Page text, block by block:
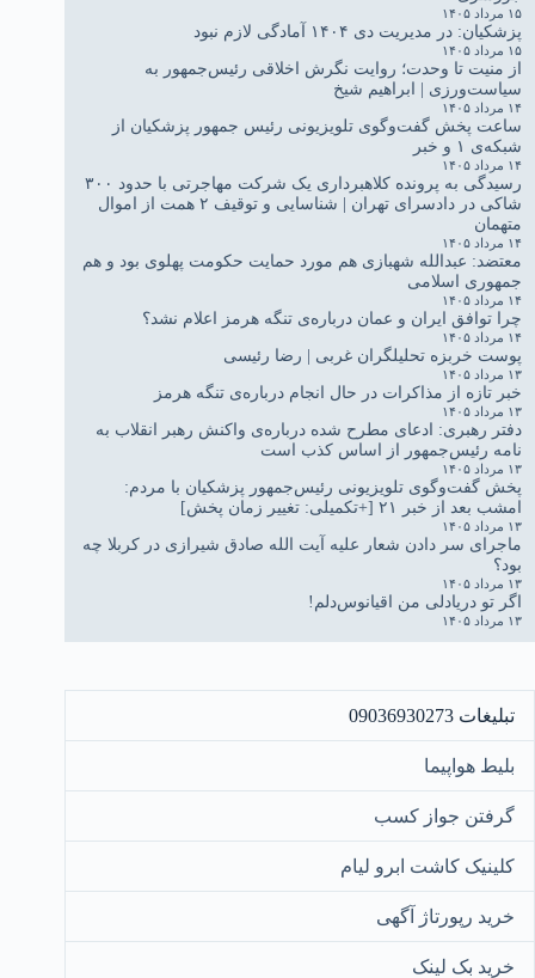
۱۵ مرداد ۱۴۰۵
پزشکیان: در مدیریت دی ۱۴۰۴ آمادگی لازم نبود
۱۵ مرداد ۱۴۰۵
از منیت تا وحدت؛ روایت نگرش اخلاقی رئیس‌جمهور به
سیاست‌ورزی | ابراهیم شیخ
۱۴ مرداد ۱۴۰۵
ساعت پخش گفت‌وگوی تلویزیونی رئیس جمهور پزشکیان از
شبکه‌ی ۱ و خبر
۱۴ مرداد ۱۴۰۵
رسیدگی به پرونده کلاهبرداری یک شرکت مهاجرتی با حدود ۳۰۰
شاکی در دادسرای تهران | شناسایی و توقیف ۲ همت از اموال
متهمان
۱۴ مرداد ۱۴۰۵
معتضد: عبدالله شهبازی هم مورد حمایت حکومت پهلوی بود و هم
جمهوری اسلامی
۱۴ مرداد ۱۴۰۵
چرا توافق ایران و عمان درباره‌ی تنگه هرمز اعلام نشد؟
۱۴ مرداد ۱۴۰۵
پوست خربزه تحلیلگران غربی | رضا رئیسی
۱۳ مرداد ۱۴۰۵
خبر تازه از مذاکرات در حال انجام درباره‌ی تنگه هرمز
۱۳ مرداد ۱۴۰۵
دفتر رهبری: ادعای مطرح شده درباره‌ی واکنش رهبر انقلاب به
نامه رئیس‌جمهور از اساس کذب است
۱۳ مرداد ۱۴۰۵
پخش گفت‌وگوی تلویزیونی رئیس‌جمهور پزشکیان با مردم:
امشب بعد از خبر ۲۱ [+تکمیلی: تغییر زمان پخش]
۱۳ مرداد ۱۴۰۵
ماجرای سر دادن شعار علیه آیت الله صادق شیرازی در کربلا چه
بود؟
۱۳ مرداد ۱۴۰۵
اگر تو دریادلی من اقیانوس‌دلم!
۱۳ مرداد ۱۴۰۵
تبلیغات 09036930273
بلیط هواپیما
گرفتن جواز کسب
کلینیک کاشت ابرو لیام
خرید رپورتاژ آگهی
خرید بک لینک